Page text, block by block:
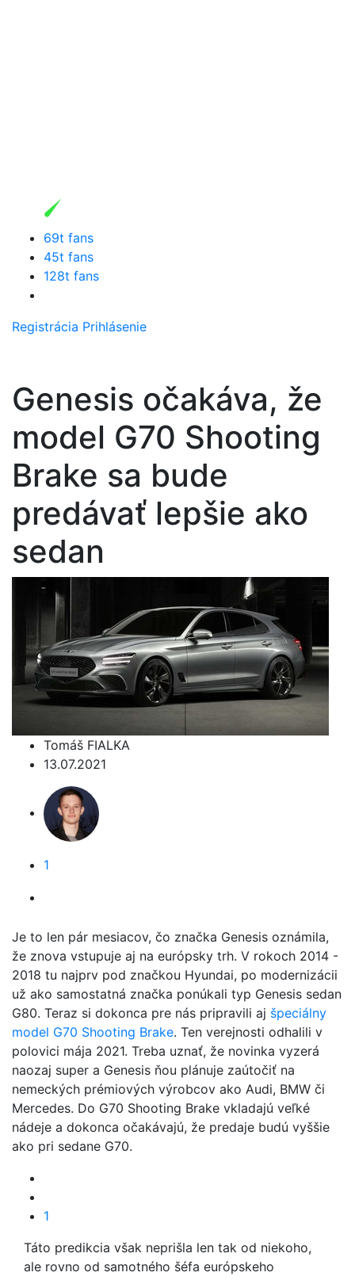
69t fans
45t fans
128t fans
Registrácia Prihlásenie
Genesis očakáva, že
model G70 Shooting
Brake sa bude
predávať lepšie ako
sedan
Tomáš FIALKA
13.07.2021
1
Je to len pár mesiacov, čo značka Genesis oznámila,
že znova vstupuje aj na európsky trh. V rokoch 2014 -
2018 tu najprv pod značkou Hyundai, po modernizácii
už ako samostatná značka ponúkali typ Genesis sedan
G80. Teraz si dokonca pre nás pripravili aj špeciálny
model G70 Shooting Brake. Ten verejnosti odhalili v
polovici mája 2021. Treba uznať, že novinka vyzerá
naozaj super a Genesis ňou plánuje zaútočiť na
nemeckých prémiových výrobcov ako Audi, BMW či
Mercedes. Do G70 Shooting Brake vkladajú veľké
nádeje a dokonca očakávajú, že predaje budú vyššie
ako pri sedane G70.
1
Táto predikcia však neprišla len tak od niekoho,
ale rovno od samotného šéfa európskeho